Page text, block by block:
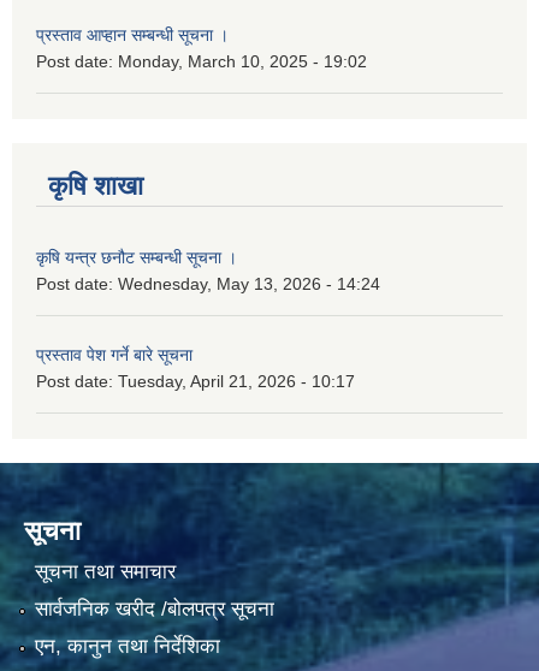
प्रस्ताव आप्हान सम्बन्धी सूचना ।
Post date: Monday, March 10, 2025 - 19:02
कृषि शाखा
कृषि यन्त्र छनौट सम्बन्धी सूचना ।
Post date: Wednesday, May 13, 2026 - 14:24
प्रस्ताव पेश गर्ने बारे सूचना
Post date: Tuesday, April 21, 2026 - 10:17
सूचना
सूचना तथा समाचार
सार्वजनिक खरीद /बोलपत्र सूचना
एन, कानुन तथा निर्देशिका